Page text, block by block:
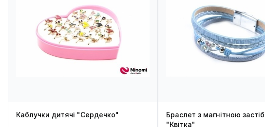
Каблучки дитячі "Сердечко"
Браслет з магнітною
"Квітка"